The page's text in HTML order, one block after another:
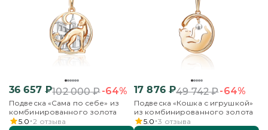
36 657₽102 000₽-64%
Подвеска «Сама по себе» из
комбинированного золота
5.0 2 отзыва
17 876₽49 742₽-64%
Подвеска «Кошка с игрушкой»
из комбинированного золота
5.0 3 отзыва